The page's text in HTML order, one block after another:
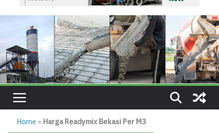
Home » Harga Readymix Bekasi Per M3